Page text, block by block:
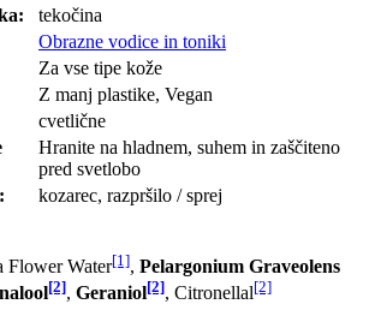
tekočina
Obrazne vodice in toniki
Za vse tipe kože
Z manj plastike, Vegan
cvetlične
Hranite na hladnem, suhem in zaščiteno
pred svetlobo
kozarec, razpršilo / sprej
Flower Water[1], Pelargonium Graveolens
[2], Geraniol[2], Citronellal[2]